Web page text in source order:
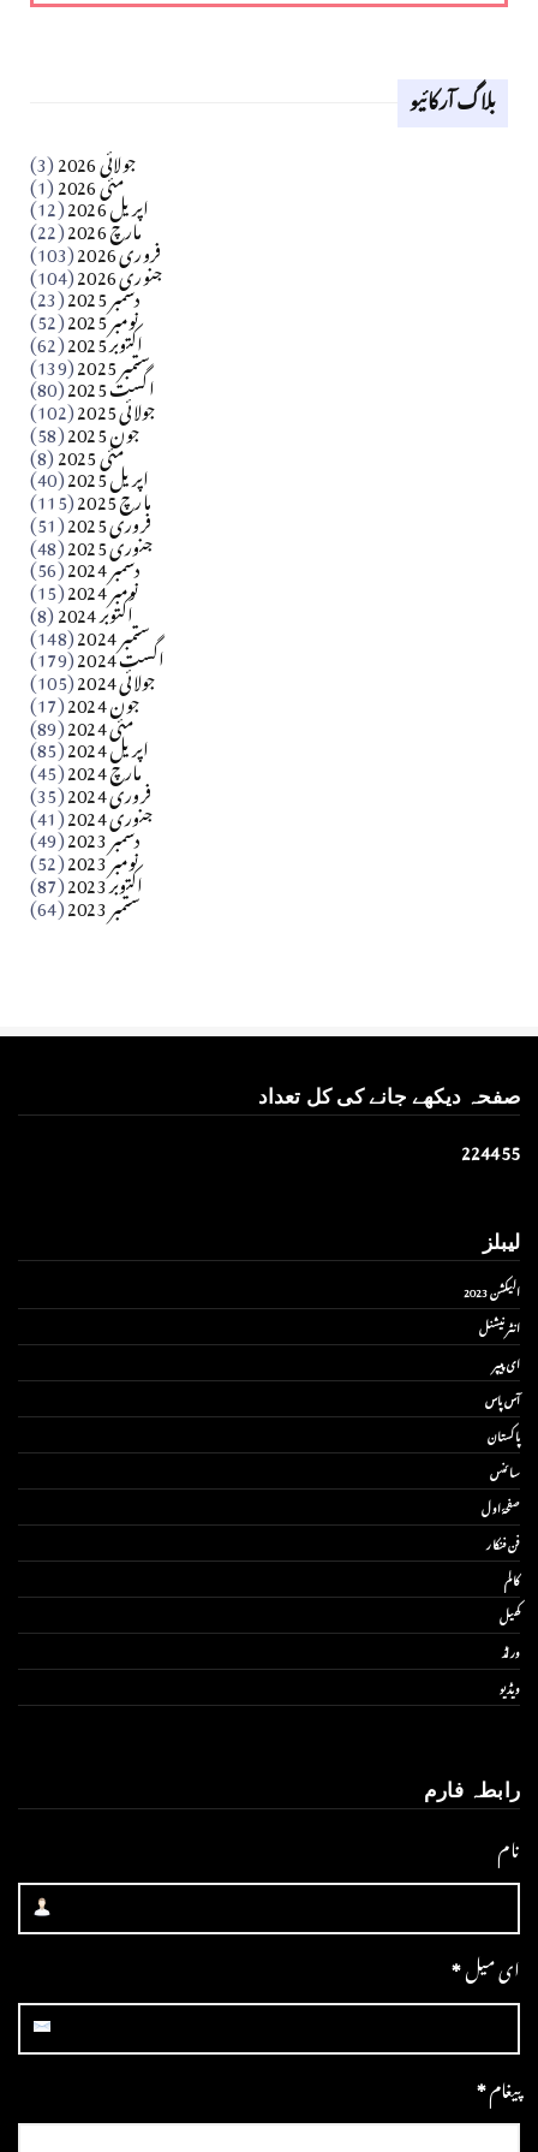
Apr 18, 2026
آزاد کشمیر جیسے احتجاج کی ضرورت ہے؟ از،،، ظہیرالدین
بلاگ آرکائیو
جولائی 2026 (3) مئی 2026 (1) اپریل 2026 (12) مارچ 2026 (22) فروری 2026 (103) جنوری 2026 (104) دسمبر 2025 (23) نومبر 2025 (52) اکتوبر 2025 (62) ستمبر 2025 (139) اگست 2025 (80) جولائی 2025 (102) جون 2025 (58) مئی 2025 (8) اپریل 2025 (40) مارچ 2025 (115) فروری 2025 (51) جنوری 2025 (48) دسمبر 2024 (56) نومبر 2024 (15) اکتوبر 2024 (8) ستمبر 2024 (148) اگست 2024 (179) جولائی 2024 (105) جون 2024 (17) مئی 2024 (89) اپریل 2024 (85) مارچ 2024 (45) فروری 2024 (35) جنوری 2024 (41) دسمبر 2023 (49) نومبر 2023 (52) اکتوبر 2023 (87) ستمبر 2023 (64)
صفحہ دیکھے جانے کی کل تعداد
224455
لیبلز
الیکشن 2023
انٹر نیشنل
ای پیپر
آس پاس
پاکستان
سائنس
صفحۂ اول
فن فنکار
کالم
کھیل
ورلڈ
ویڈیو
رابطہ فارم
نام
ای میل*
پیغام*